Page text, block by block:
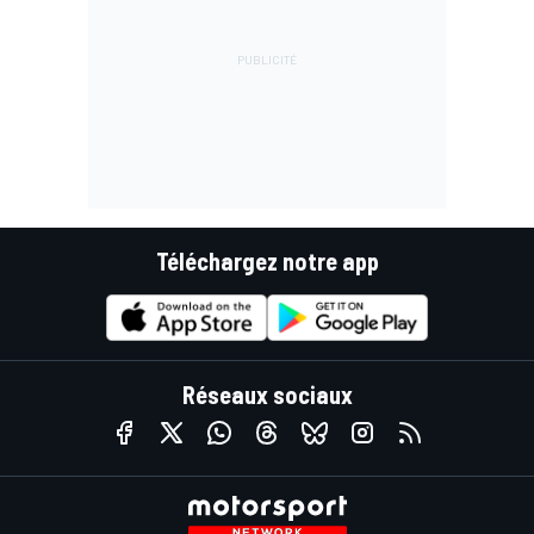
Téléchargez notre app
Réseaux sociaux